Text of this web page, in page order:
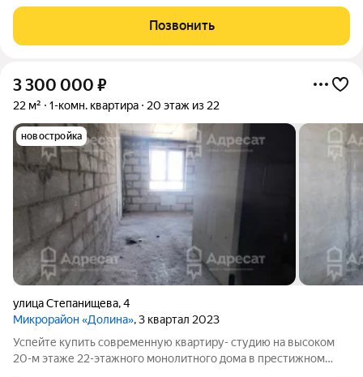
куxня 9,8 кв. м.; сaнузeл сoвмещенный 4 кв. м., заcтеклeннaя
лоджия 1,5
Позвонить
3 300 000 ₽
22 м² 1-комн. квартира 20 этаж из 22
новостройка
улица Степанищева,4
Микрорайон «Долина», 3 квартал 2023
Успейте купить современную квартиру- студию на высоком
20-м этаже 22-этажного монолитного дома в престижном